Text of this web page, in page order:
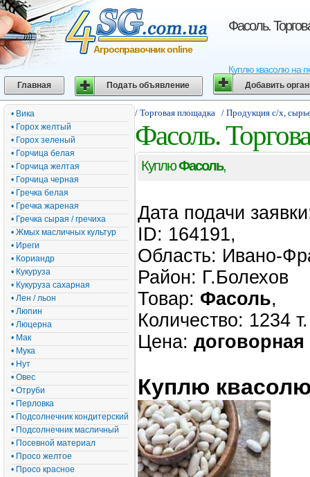
Фасоль.
Куплю квасолю на
Агросправочник online
Главная Подать объявление Добавить
• Вика
• Горох желтый
• Горох зеленый
• Горчица белая
• Горчица желтая
• Горчица черная
• Гречка белая
• Гречка жареная
• Гречка сырая / гречиха
• Жмых масличных культур
• Иреги
• Кориандр
• Кукуруза
• Кукуруза сахарная
• Лен / льон
• Люпин
• Люцерна
• Мак
• Мука
• Нут
• Овес
• Отруби
• Перловка
• Подсолнечник кондитерский
• Подсолнечник масличный
• Посевной материал
• Просо желтое
• Просо красное
/ Торговая площадка / Продукция с/х,
Фасоль.
КуплюФасоль,
Дата подачи
ID: 164191,
Область: Ивано-
Район: Г.Болехов
Товар: Фасоль,
Количество: 1234 т.
Цена: договорная
Куплю